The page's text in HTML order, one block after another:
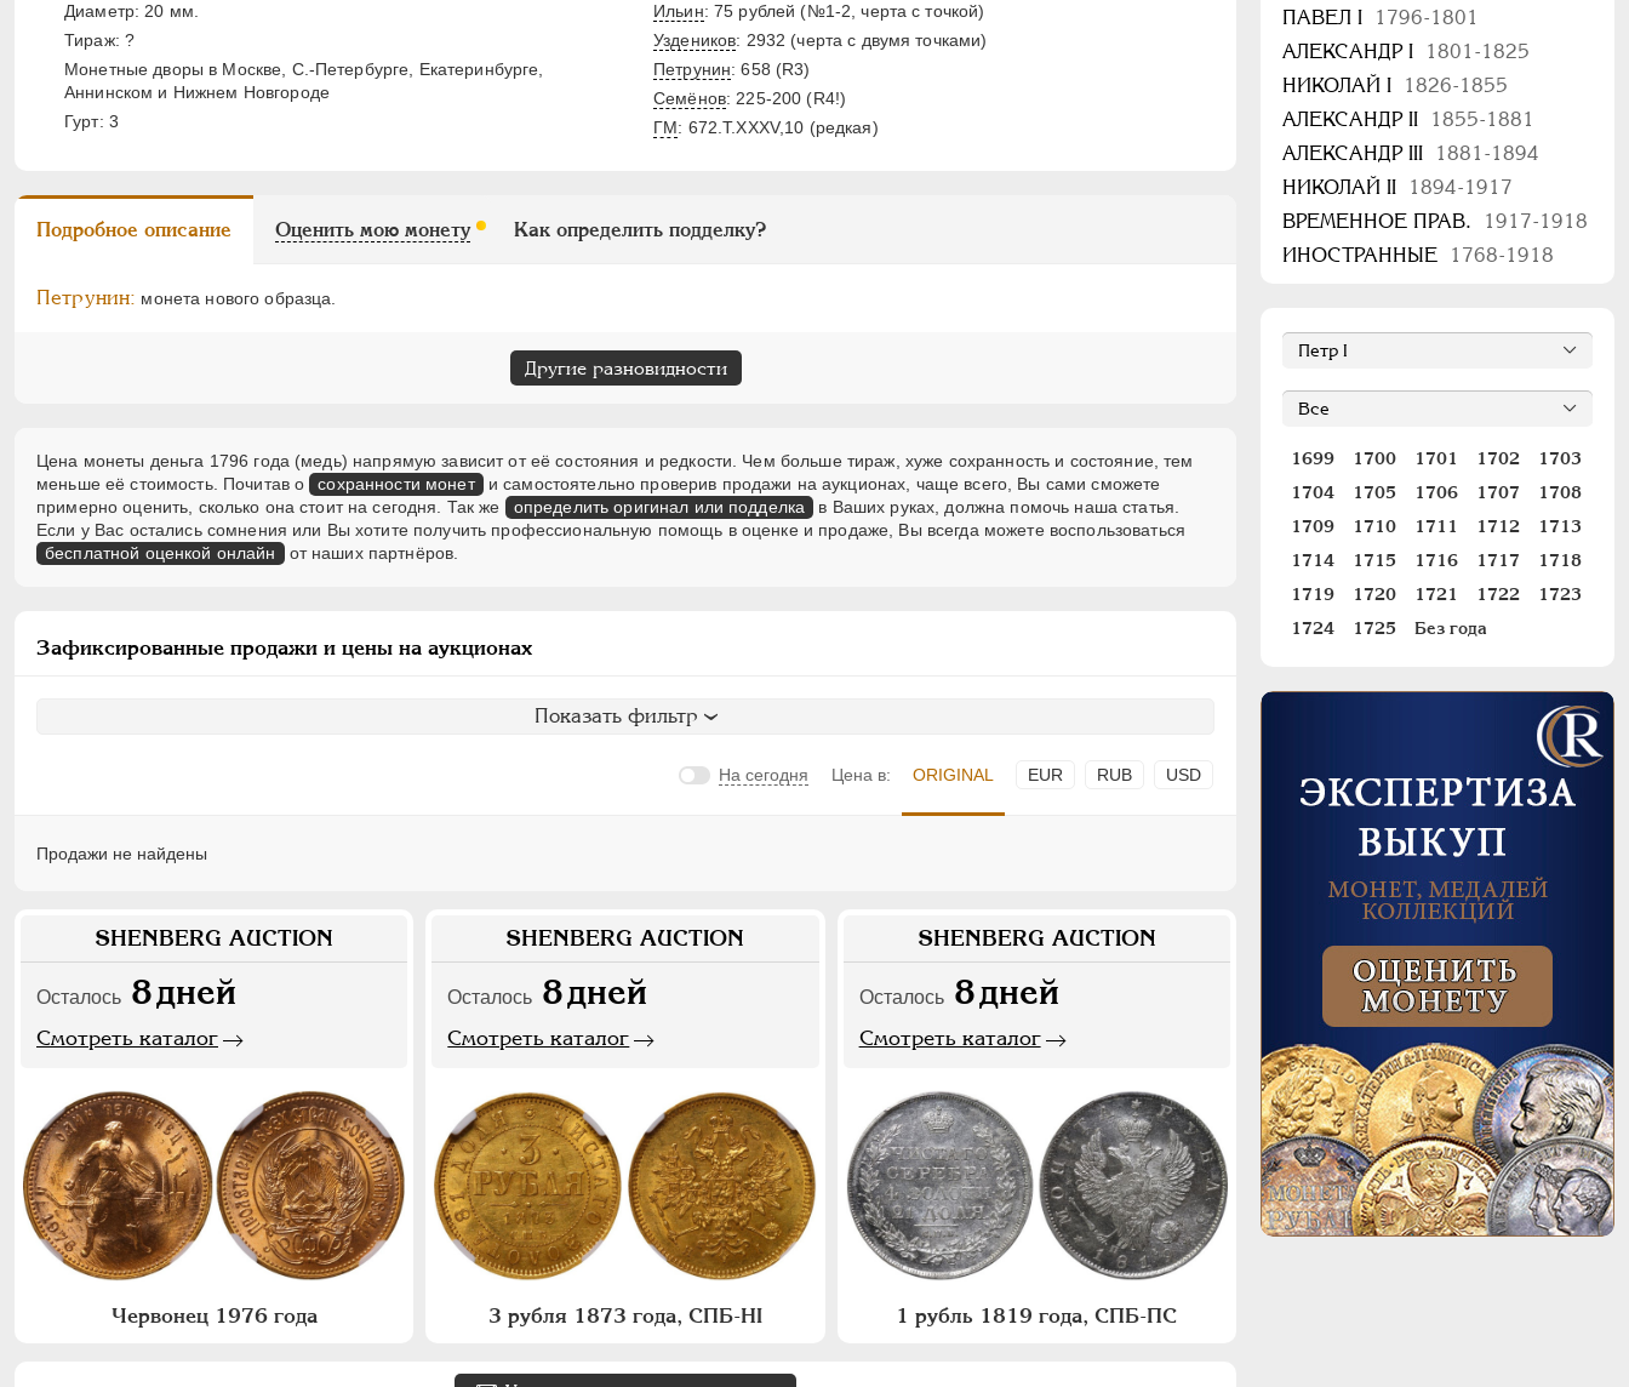
Диаметр: 20 мм.
Тираж: ?
Монетные дворы в Москве, С.-Петербурге, Екатеринбурге,
Аннинском и Нижнем Новгороде
Гурт: 3
Ильин: 75 рублей (№1-2, черта с точкой)
Уздеников: 2932 (черта с двумя точками)
Петрунин: 658 (R3)
Семёнов: 225-200 (R4!)
ГМ: 672.T.ХXХV,10 (редкая)
Подробное описание Оценить мою монету Как определить подделку?
Петрунин: монета нового образца.
Другие разновидности
Цена монеты деньга 1796 года (медь) напрямую зависит от её состояния и редкости. Чем больше тираж, хуже сохранность и состояние, тем
меньше её стоимость. Почитав о сохранности монет и самостоятельно проверив продажи на аукционах, чаще всего, Вы сами сможете
примерно оценить, сколько она стоит на сегодня. Так же
определить оригинал или подделка
в Ваших руках, должна помочь наша статья.
Если у Вас остались сомнения или Вы хотите получить профессиональную помощь в оценке и продаже, Вы всегда можете воспользоваться
бесплатной оценкой онлайн от наших партнёров.
Зафиксированные продажи и цены на аукционах
Показать фильтр
На сегодня Цена в: ORIGINAL EUR RUB USD
Продажи не найдены
SHENBERG AUCTION
Осталось 8дней
Смотреть каталог
Червонец 1976 года
SHENBERG AUCTION
Осталось 8дней
Смотреть каталог
3 рубля 1873 года, СПБ-НI
SHENBERG AUCTION
Осталось 8дней
Смотреть каталог
1 рубль 1819 года, СПБ-ПС
ПАВЕЛ I
1796-1801
АЛЕКСАНДР I
1801-1825
НИКОЛАЙ I
1826-1855
АЛЕКСАНДР II
1855-1881
АЛЕКСАНДР III
1881-1894
НИКОЛАЙ II
1894-1917
ВРЕМЕННОЕ ПРАВ.
1917-1918
ИНОСТРАННЫЕ
1768-1918
1699 1700 1701 1702
1703
1704
1705 1706 1707
1708
1709
1710 1711 1712
1713
1714
1715 1716 1717
1718
1719
1720 1721 1722
1723
1724
1725 Без года